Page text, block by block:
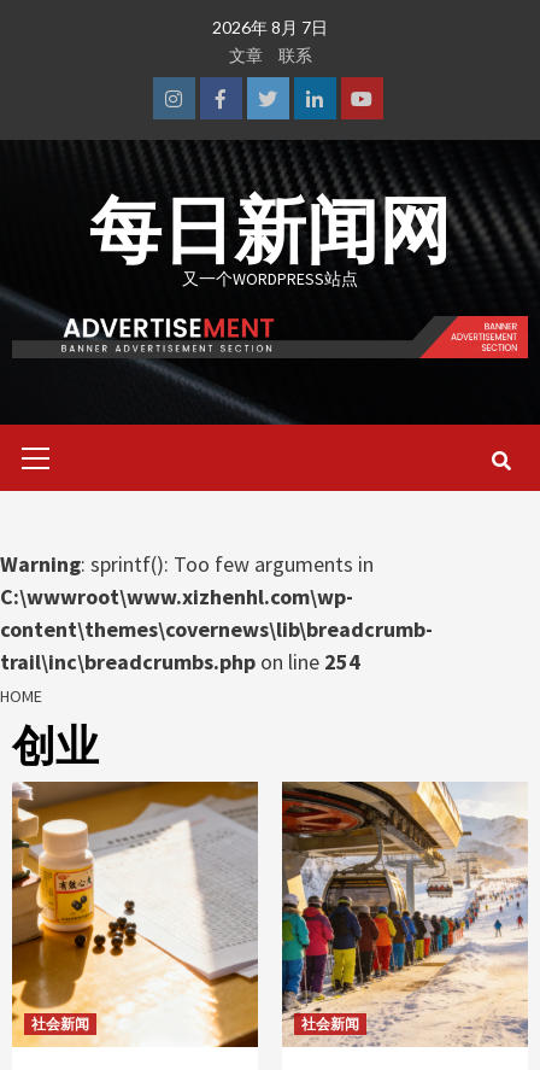
2026年 8月 7日
文章
联系
InstagramFacebook
TwitterLinkedinYoutube
每日新闻网
又一个WORDPRESS站点
Menu
Warning: sprintf(): Too few arguments in
C:\wwwroot\www.xizhenhl.com\wp-
content\themes\covernews\lib\breadcrumb-
trail\inc\breadcrumbs.php on line 254
HOME
创业
社会新闻 社会新闻